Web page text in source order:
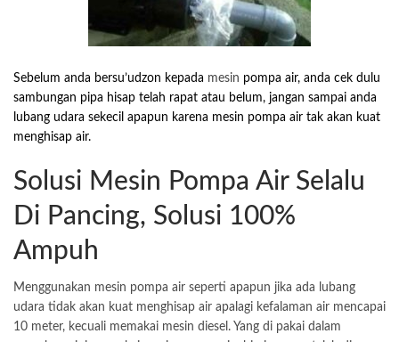
Sebelum anda bersu’udzon kepada mesin pompa air, anda cek dulu
sambungan pipa hisap telah rapat atau belum, jangan sampai anda
lubang udara sekecil apapun karena mesin pompa air tak akan kuat
menghisap air.
Solusi Mesin Pompa Air Selalu
Di Pancing, Solusi 100%
Ampuh
Menggunakan mesin pompa air seperti apapun jika ada lubang
udara tidak akan kuat menghisap air apalagi kefalaman air mencapai
10 meter, kecuali memakai mesin diesel. Yang di pakai dalam